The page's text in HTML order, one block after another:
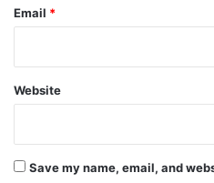
Email *
Website
Save my name, email, and